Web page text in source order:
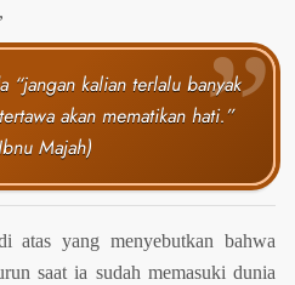
“jangan kalian terlalu banyak
akan mematikan hati.”
Majah)
atas yang menyebutkan bahwa
saat ia sudah memasuki dunia